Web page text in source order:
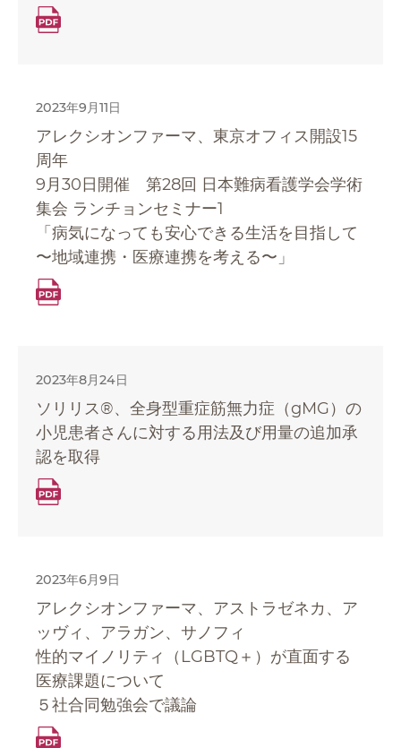
2023年9月11日
アレクシオンファーマ、東京オフィス開設15
周年
9月30日開催 第28回 日本難病看護学会学術
集会 ランチョンセミナー1
「病気になっても安心できる生活を目指して
〜地域連携・医療連携を考える〜」
2023年8月24日
ソリリス®、全身型重症筋無力症（gMG）の
小児患者さんに対する用法及び用量の追加承
認を取得
2023年6月9日
アレクシオンファーマ、アストラゼネカ、ア
ッヴィ、アラガン、サノフィ
性的マイノリティ（LGBTQ＋）が直面する
医療課題について
５社合同勉強会で議論